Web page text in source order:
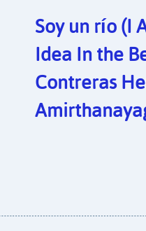
Soy un río (I
Idea In the
Contreras